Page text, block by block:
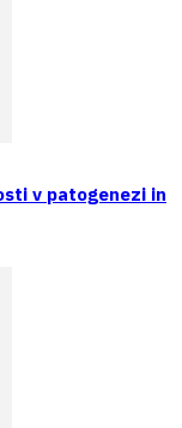
v patogenezi in